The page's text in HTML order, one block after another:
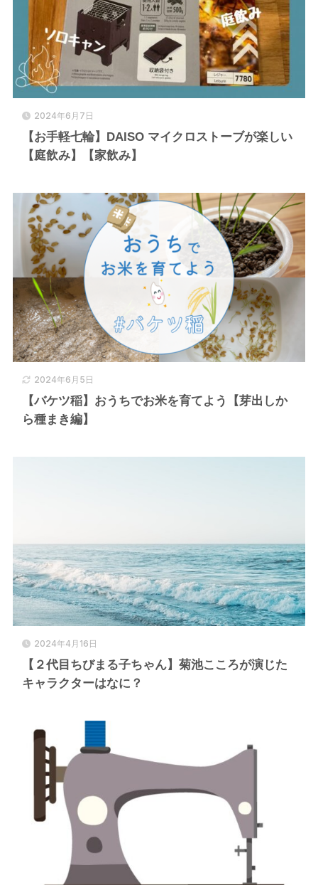
2024年6月7日
【お手軽七輪】DAISO マイクロストーブが楽しい
【庭飲み】【家飲み】
2024年6月5日
【バケツ稲】おうちでお米を育てよう【芽出しか
ら種まき編】
2024年4月16日
【２代目ちびまる子ちゃん】菊池こころが演じた
キャラクターはなに？